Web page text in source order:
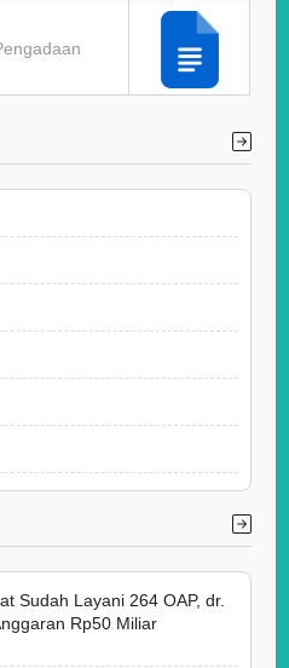
Sudah Layani 264 OAP, dr.
Rp50 Miliar